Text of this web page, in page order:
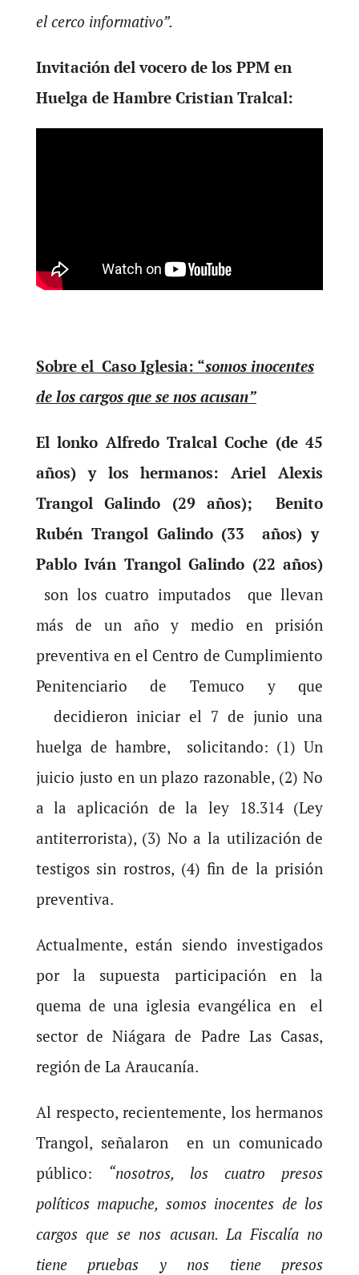
el cerco informativo”.
Invitación del vocero de los PPM en
Huelga de Hambre Cristian Tralcal:
Sobre el Caso Iglesia: “somos inocentes
de los cargos que se nos acusan”
El lonko Alfredo Tralcal Coche (de 45
años) y los hermanos: Ariel Alexis
Trangol Galindo (29 años); Benito
Rubén Trangol Galindo (33 años) y
Pablo Iván Trangol Galindo (22 años)
son los cuatro imputados que llevan
más de un año y medio en prisión
preventiva en el Centro de Cumplimiento
Penitenciario de Temuco y que
decidieron iniciar el 7 de junio una
huelga de hambre, solicitando: (1) Un
juicio justo en un plazo razonable, (2) No
a la aplicación de la ley 18.314 (Ley
antiterrorista), (3) No a la utilización de
testigos sin rostros, (4) fin de la prisión
preventiva.
Actualmente, están siendo investigados
por la supuesta participación en la
quema de una iglesia evangélica en el
sector de Niágara de Padre Las Casas,
región de La Araucanía.
Al respecto, recientemente, los hermanos
Trangol, señalaron en un comunicado
público: “nosotros, los cuatro presos
políticos mapuche, somos inocentes de los
cargos que se nos acusan. La Fiscalía no
tiene pruebas y nos tiene presos